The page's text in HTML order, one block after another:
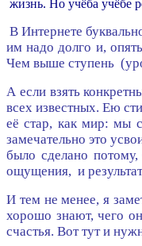
жизнь. Но учёба учёбе
В Интернете
им надо долго и,
Чем выше ступень
А если взять
всех известных. Ею
её стар, как мир: мы
замечательно это
было сделано
ощущения, и
И тем не менее, я
хорошо знают, чего
счастья. Вот тут и